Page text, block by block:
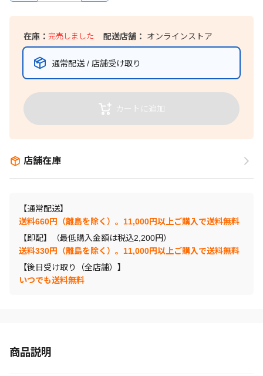
在庫： 完売しました 配送店舗： オンラインストア
通常配送 / 店舗受け取り
カートに追加
店舗在庫
【通常配送】
送料660円（離島を除く）。11,000円以上ご購入で送料無料
【即配】（最低購入金額は税込2,200円）
送料330円（離島を除く）。11,000円以上ご購入で送料無料
【後日受け取り（全店舗）】
いつでも送料無料
商品説明